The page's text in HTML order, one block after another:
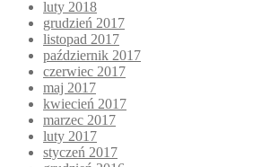
luty 2018
grudzień 2017
listopad 2017
październik 2017
czerwiec 2017
maj 2017
kwiecień 2017
marzec 2017
luty 2017
styczeń 2017